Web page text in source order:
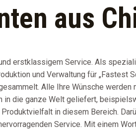
aus
erstklassigem Service. Als
und Verwaltung für „Fastest
gesammelt. Alle Ihre Wünsche
die ganze Welt geliefert,
in diesem Bereich.
Service. Mit einem